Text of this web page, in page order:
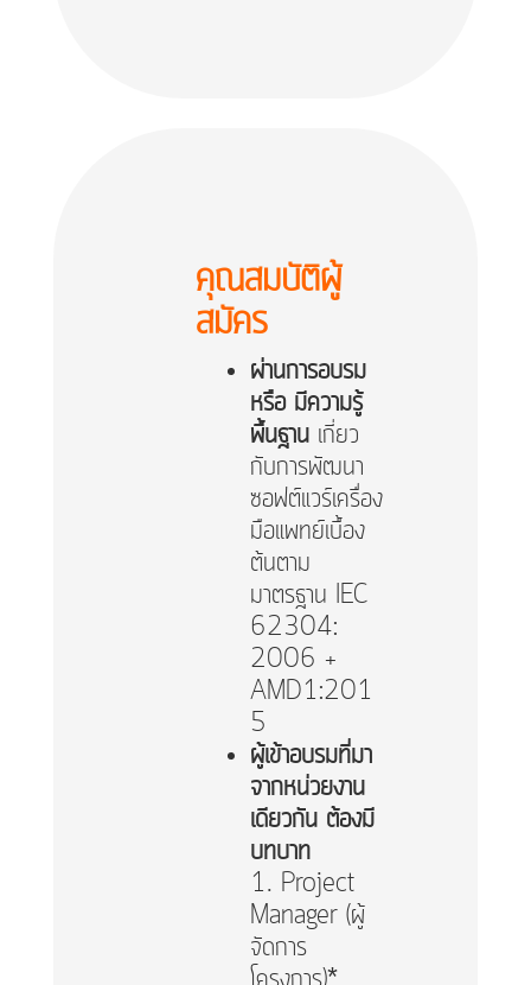
คุณสมบัติผู้
สมัคร
ผ่านการอบรม
หรือ มีความรู้
พื้นฐานเกี่ยว
กับการพัฒนา
ซอฟต์แวร์เครื่อง
มือแพทย์เบื้อง
ต้นตาม
มาตรฐาน IEC
62304:
2006 +
AMD1:201
5
ผู้เข้าอบรมที่มา
จากหน่วยงาน
เดียวกัน ต้องมี
บทบาท
1. Project
Manager (ผู้
จัดการ